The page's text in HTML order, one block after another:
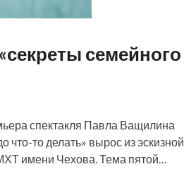
семейного
спектакля Павла Ващилина
что-то делать» вырос из эскизной
имени Чехова. Тема пятой…